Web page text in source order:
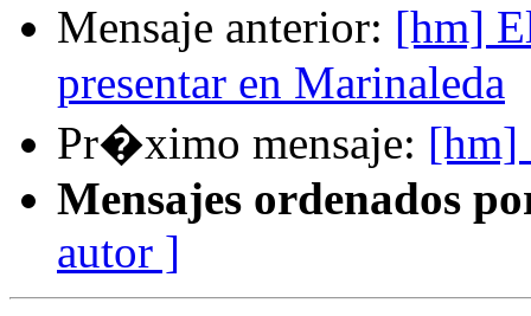
Mensaje anterior: [hm]
presentar en Marinaleda
Pr�ximo mensaje: [hm]
Mensajes ordenados
autor ]